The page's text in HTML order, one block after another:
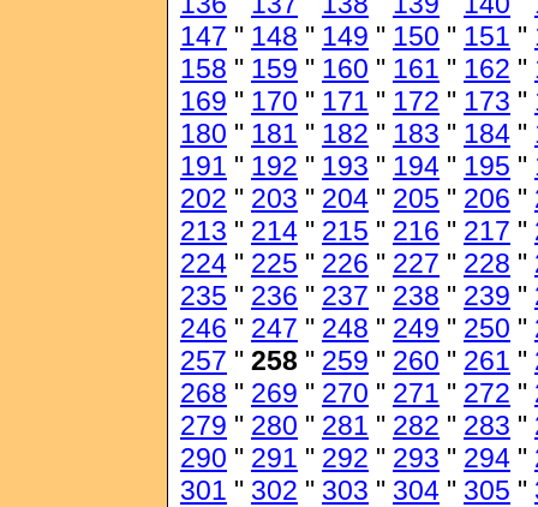
147 " 148 " 149 " 150 " 151 "
158 " 159 " 160 " 161 " 162 "
169 " 170 " 171 " 172 " 173 "
180 " 181 " 182 " 183 " 184 "
191 " 192 " 193 " 194 " 195 "
202 " 203 " 204 " 205 " 206 "
213 " 214 " 215 " 216 " 217 "
224 " 225 " 226 " 227 " 228 "
235 " 236 " 237 " 238 " 239 "
246 " 247 " 248 " 249 " 250 "
257 " 258 " 259 " 260 " 261 "
268 " 269 " 270 " 271 " 272 "
279 " 280 " 281 " 282 " 283 "
290 " 291 " 292 " 293 " 294 "
301 " 302 " 303 " 304 " 305 "